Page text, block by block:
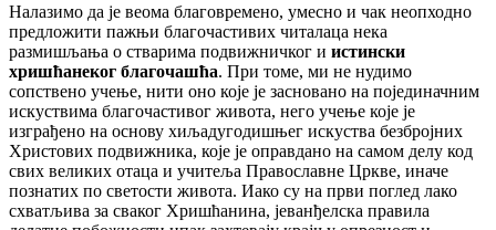
Налазимо да је веома благовремено, умесно и чак неопходно
предложити пажњи благочастивих читалаца нека
размишљања о стварима подвижничког и истински
хришћанеког благочашћа. При томе, ми не нудимо
сопствено учење, нити оно које је засновано на појединачним
искуствима благочастивог живота, него учење које је
изграђено на основу хиљадугодишњег искуства безбројних
Христових подвижника, које је оправдано на самом делу код
свих великих отаца и учитеља Православне Цркве, иначе
познатих по светости живота. Иако су на први поглед лако
схватљива за сваког Хришћанина, јеванђелска правила